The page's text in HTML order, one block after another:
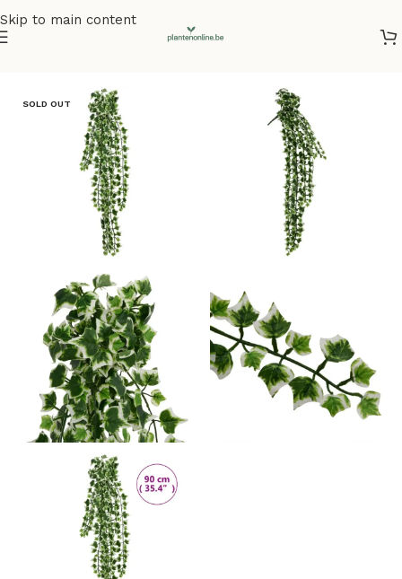
Skip to main content
SOLD OUT